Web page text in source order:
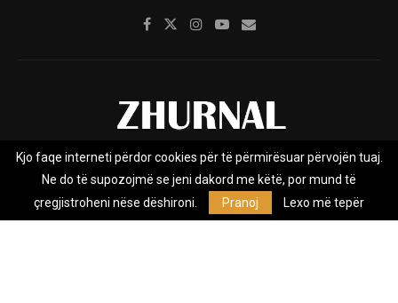
Rreth nesh Impresumi Marketing
Privacy Policy
Zhurnal.mk është Agjenci e Lajmeve e pavarur, e themeluar në vitin
Kjo faqe interneti përdor cookies për të përmirësuar përvojën tuaj.
Ne do të supozojmë se jeni dakord me këtë, por mund të
çregjistroheni nëse dëshironi.
Pranoj Lexo më tepër